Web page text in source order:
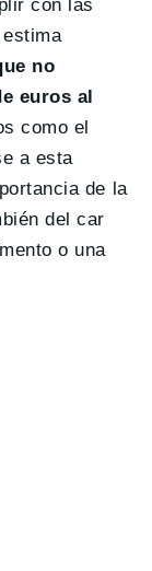
con las
no
euros al
como el
a esta
de la
del car
o una